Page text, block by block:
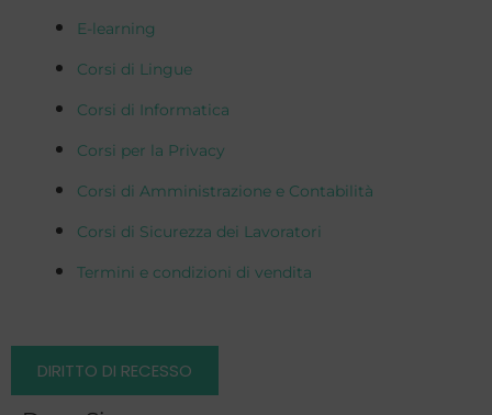
E-learning
Corsi di Lingue
Corsi di Informatica
Corsi per la Privacy
Corsi di Amministrazione e Contabilità
Corsi di Sicurezza dei Lavoratori
Termini e condizioni di vendita
DIRITTO DI RECESSO